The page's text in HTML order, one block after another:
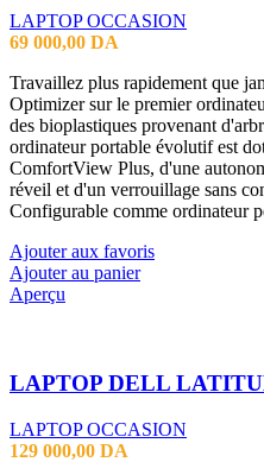
LAPTOP OCCASION
69 000,00 DA
Travaillez plus rapidement que
Optimizer sur le premier
des bioplastiques provenant
ordinateur portable évolutif est
ComfortView Plus, d'une
réveil et d'un verrouillage sans
Configurable comme ordinateur
Ajouter aux favoris
Ajouter au panier
Aperçu
LAPTOP OCCASION
129 000,00 DA